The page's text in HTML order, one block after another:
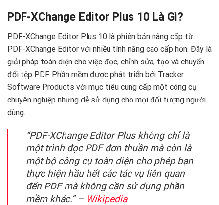
PDF-XChange Editor Plus 10 Là Gì?
PDF-XChange Editor Plus 10 là phiên bản nâng cấp từ
PDF-XChange Editor với nhiều tính năng cao cấp hơn. Đây là
giải pháp toàn diện cho việc đọc, chỉnh sửa, tạo và chuyển
đổi tệp PDF. Phần mềm được phát triển bởi Tracker
Software Products với mục tiêu cung cấp một công cụ
chuyên nghiệp nhưng dễ sử dụng cho mọi đối tượng người
dùng.
“PDF-XChange Editor Plus không chỉ là
một trình đọc PDF đơn thuần mà còn là
một bộ công cụ toàn diện cho phép bạn
thực hiện hầu hết các tác vụ liên quan
đến PDF mà không cần sử dụng phần
mềm khác.” – Wikipedia